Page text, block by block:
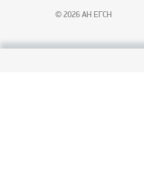
© 2026 АН ЕГСН